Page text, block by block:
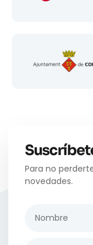
Para no
novedades.